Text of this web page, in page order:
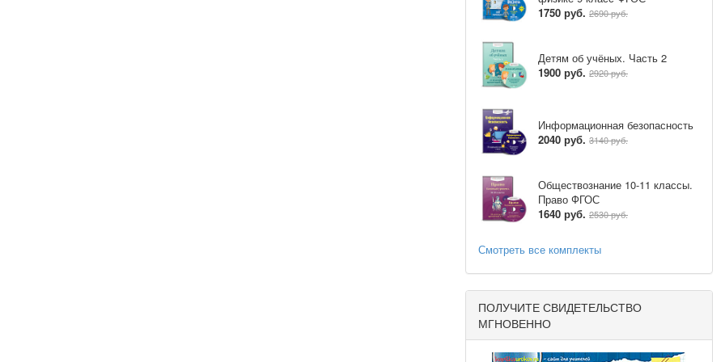
1750 руб. 2690 руб.
Детям об учёных. Часть 2
1900 руб. 2920 руб.
Информационная безопасность
2040 руб. 3140 руб.
Обществознание 10-11 классы.
Право ФГОС
1640 руб. 2530 руб.
Смотреть все комплекты
ПОЛУЧИТЕ СВИДЕТЕЛЬСТВО
МГНОВЕННО